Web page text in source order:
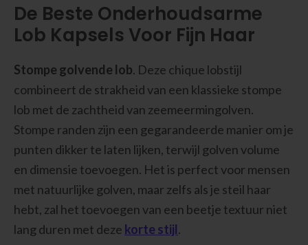
De Beste Onderhoudsarme
Lob Kapsels Voor Fijn Haar
Stompe golvende lob. Deze chique lobstijl
combineert de strakheid van een klassieke stompe
lob met de zachtheid van zeemeermingolven.
Stompe randen zijn een gegarandeerde manier om je
punten dikker te laten lijken, terwijl golven volume
en dimensie toevoegen. Het is perfect voor mensen
met natuurlijke golven, maar zelfs als je steil haar
hebt, zal het toevoegen van een beetje textuur niet
lang duren met deze korte stijl.